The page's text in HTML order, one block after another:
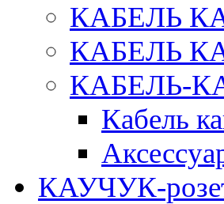
КАБЕЛЬ
КАБЕЛЬ
КАБЕЛЬ-
Кабель
КАУЧУК-